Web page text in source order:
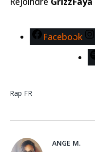
Facebook
Rap FR
ANGE M.